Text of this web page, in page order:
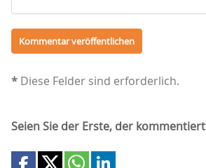
* Diese Felder sind erforderlich.
Seien Sie der Erste, der kommentiert